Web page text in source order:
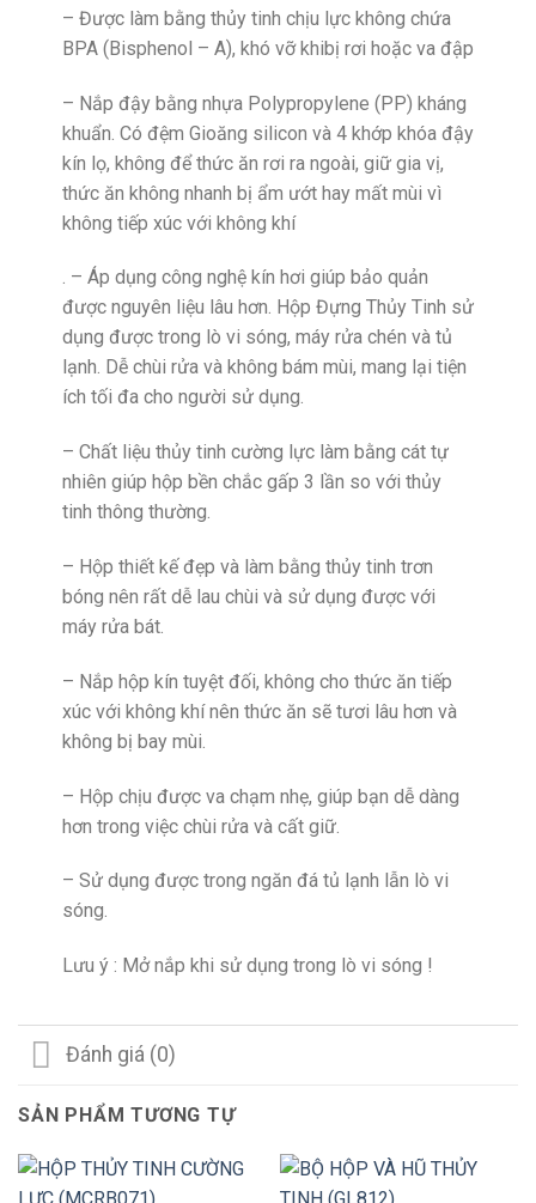
– Được làm bằng thủy tinh chịu lực không chứa
BPA (Bisphenol – A), khó vỡ khibị rơi hoặc va đập
– Nắp đậy bằng nhựa Polypropylene (PP) kháng
khuẩn. Có đệm Gioăng silicon và 4 khớp khóa đậy
kín lọ, không để thức ăn rơi ra ngoài, giữ gia vị,
thức ăn không nhanh bị ẩm ướt hay mất mùi vì
không tiếp xúc với không khí
. – Áp dụng công nghệ kín hơi giúp bảo quản
được nguyên liệu lâu hơn. Hộp Đựng Thủy Tinh sử
dụng được trong lò vi sóng, máy rửa chén và tủ
lạnh. Dễ chùi rửa và không bám mùi, mang lại tiện
ích tối đa cho người sử dụng.
– Chất liệu thủy tinh cường lực làm bằng cát tự
nhiên giúp hộp bền chắc gấp 3 lần so với thủy
tinh thông thường.
– Hộp thiết kế đẹp và làm bằng thủy tinh trơn
bóng nên rất dễ lau chùi và sử dụng được với
máy rửa bát.
– Nắp hộp kín tuyệt đối, không cho thức ăn tiếp
xúc với không khí nên thức ăn sẽ tươi lâu hơn và
không bị bay mùi.
– Hộp chịu được va chạm nhẹ, giúp bạn dễ dàng
hơn trong việc chùi rửa và cất giữ.
– Sử dụng được trong ngăn đá tủ lạnh lẫn lò vi
sóng.
Lưu ý : Mở nắp khi sử dụng trong lò vi sóng !
Đánh giá (0)
SẢN PHẨM TƯƠNG TỰ